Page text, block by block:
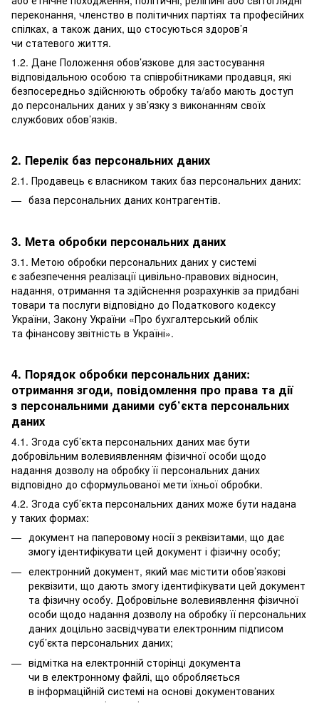
переконання, членство в політичних партіях та професійних
спілках, а також даних, що стосуються здоров’я
чи статевого життя.
1.2. Дане Положення обов’язкове для застосування
відповідальною особою та співробітниками продавця, які
безпосередньо здійснюють обробку та/або мають доступ
до персональних даних у зв’язку з виконанням своїх
службових обов’язків.
2. Перелік баз персональних даних
2.1. Продавець є власником таких баз персональних даних:
база персональних даних контрагентів.
3. Мета обробки персональних даних
3.1. Метою обробки персональних даних у системі
є забезпечення реалізації цивільно-правових відносин,
надання, отримання та здійснення розрахунків за придбані
товари та послуги відповідно до Податкового кодексу
України, Закону України «Про бухгалтерський облік
та фінансову звітність в Україні».
4. Порядок обробки персональних даних:
отримання згоди, повідомлення про права та дії
з персональними даними суб’єкта персональних
даних
4.1. Згода суб’єкта персональних даних має бути
добровільним волевиявленням фізичної особи щодо
надання дозволу на обробку її персональних даних
відповідно до сформульованої мети їхньої обробки.
4.2. Згода суб’єкта персональних даних може бути надана
у таких формах:
документ на паперовому носії з реквізитами, що дає
змогу ідентифікувати цей документ і фізичну особу;
електронний документ, який має містити обов’язкові
реквізити, що дають змогу ідентифікувати цей документ
та фізичну особу. Добровільне волевиявлення фізичної
особи щодо надання дозволу на обробку її персональних
даних доцільно засвідчувати електронним підписом
суб’єкта персональних даних;
відмітка на електронній сторінці документа
чи в електронному файлі, що обробляється
в інформаційній системі на основі документованих